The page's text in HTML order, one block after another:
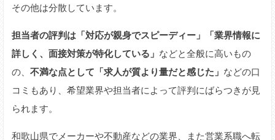
その他は分散しています。
担当者の評判は「対応が親身でスピーディー」「業界情報に
詳しく、面接対策が特化している」 などと全般に高いもの
の、 不満な点として「求人が質より量だと感じた」 などの口
コミもあり、希望業界や担当者によって評判にばらつきが見
られます。
和歌山県でメーカーや不動産などの業界、また営業系職へ転